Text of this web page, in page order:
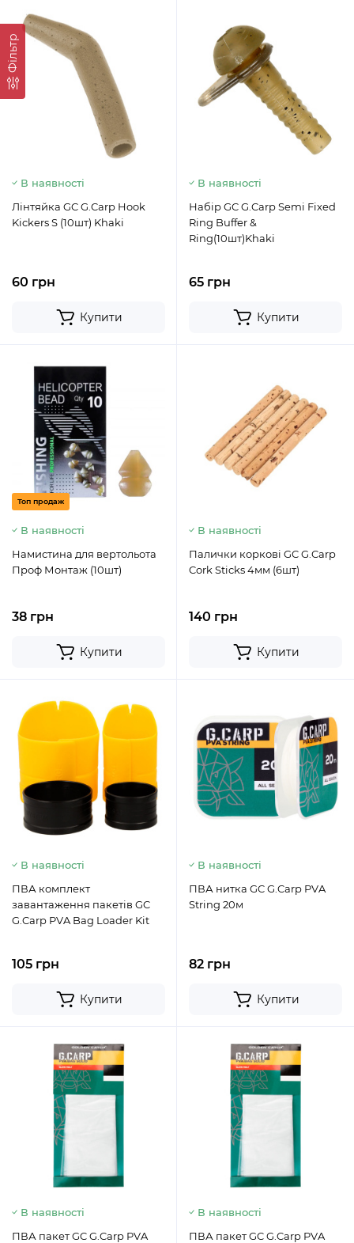
Фільтр
В наявності
Лінтяйка GC G.Carp Hook
Kickers S (10шт) Khaki
60 грн
Купити
В наявності
Набір GC G.Carp Semi Fixed
Ring Buffer &
Ring(10шт)Khaki
65 грн
Купити
Топ продаж
В наявності
Намистина для вертольота
Проф Монтаж (10шт)
38 грн
Купити
В наявності
Палички коркові GC G.Carp
Cork Sticks 4мм (6шт)
140 грн
Купити
В наявності
ПВА комплект
завантаження пакетів GC
G.Carp PVA Bag Loader Kit
105 грн
Купити
В наявності
ПВА нитка GC G.Carp PVA
String 20м
82 грн
Купити
В наявності
ПВА пакет GC G.Carp PVA
В наявності
ПВА пакет GC G.Carp PVA